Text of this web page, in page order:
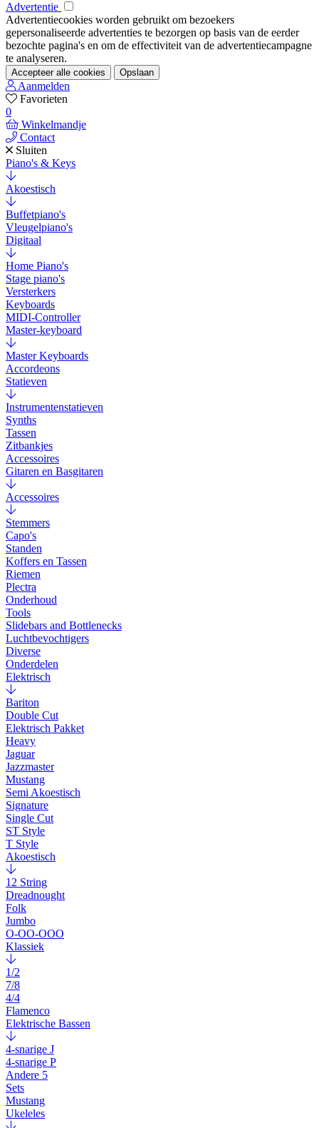
Advertentie
Advertentiecookies worden gebruikt om bezoekers
gepersonaliseerde advertenties te bezorgen op basis van de eerder
bezochte pagina's en om de effectiviteit van de advertentiecampagne
te analyseren.
Accepteer alle cookies Opslaan
Aanmelden
Favorieten
0
Winkelmandje
Contact
Sluiten
Piano's & Keys
Akoestisch
Buffetpiano's
Vleugelpiano's
Digitaal
Home Piano's
Stage piano's
Versterkers
Keyboards
MIDI-Controller
Master-keyboard
Master Keyboards
Accordeons
Statieven
Instrumentenstatieven
Synths
Tassen
Zitbankjes
Accessoires
Gitaren en Basgitaren
Accessoires
Stemmers
Capo's
Standen
Koffers en Tassen
Riemen
Plectra
Onderhoud
Tools
Slidebars and Bottlenecks
Luchtbevochtigers
Diverse
Onderdelen
Elektrisch
Bariton
Double Cut
Elektrisch Pakket
Heavy
Jaguar
Jazzmaster
Mustang
Semi Akoestisch
Signature
Single Cut
ST Style
T Style
Akoestisch
12 String
Dreadnought
Folk
Jumbo
O-OO-OOO
Klassiek
1/2
7/8
4/4
Flamenco
Elektrische Bassen
4-snarige J
4-snarige P
Andere 5
Sets
Mustang
Ukeleles